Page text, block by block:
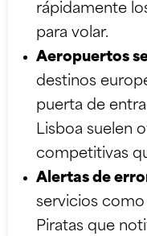
rápidamente
para volar.
Aeropuertos
destinos
puerta de
Lisboa suelen
competitivas
Alertas de
servicios como
Piratas que